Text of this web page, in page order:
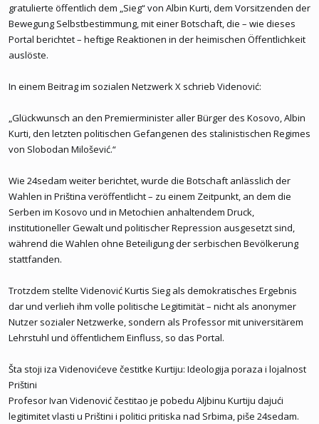
gratulierte öffentlich dem „Sieg“ von Albin Kurti, dem Vorsitzenden der
Bewegung Selbstbestimmung, mit einer Botschaft, die – wie dieses
Portal berichtet – heftige Reaktionen in der heimischen Öffentlichkeit
auslöste.
In einem Beitrag im sozialen Netzwerk X schrieb Videnović:
„Glückwunsch an den Premierminister aller Bürger des Kosovo, Albin
Kurti, den letzten politischen Gefangenen des stalinistischen Regimes
von Slobodan Milošević.“
Wie 24sedam weiter berichtet, wurde die Botschaft anlässlich der
Wahlen in Priština veröffentlicht – zu einem Zeitpunkt, an dem die
Serben im Kosovo und in Metochien anhaltendem Druck,
institutioneller Gewalt und politischer Repression ausgesetzt sind,
während die Wahlen ohne Beteiligung der serbischen Bevölkerung
stattfanden.
Trotzdem stellte Videnović Kurtis Sieg als demokratisches Ergebnis
dar und verlieh ihm volle politische Legitimität – nicht als anonymer
Nutzer sozialer Netzwerke, sondern als Professor mit universitärem
Lehrstuhl und öffentlichem Einfluss, so das Portal.
Šta stoji iza Videnovićeve čestitke Kurtiju: Ideologija poraza i lojalnost
Prištini
Profesor Ivan Videnović čestitao je pobedu Aljbinu Kurtiju dajući
legitimitet vlasti u Prištini i politici pritiska nad Srbima, piše 24sedam.